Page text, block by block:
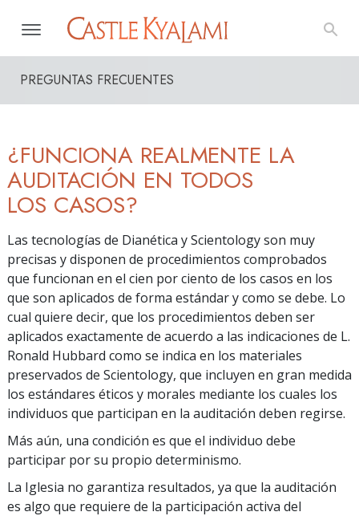
PREGUNTAS FRECUENTES
¿FUNCIONA REALMENTE LA
AUDITACIÓN EN TODOS
LOS CASOS?
Las tecnologías de Dianética y Scientology son muy
precisas y disponen de procedimientos comprobados
que funcionan en el cien por ciento de los casos en los
que son aplicados de forma estándar y como se debe. Lo
cual quiere decir, que los procedimientos deben ser
aplicados exactamente de acuerdo a las indicaciones de L.
Ronald Hubbard como se indica en los materiales
preservados de Scientology, que incluyen en gran medida
los estándares éticos y morales mediante los cuales los
individuos que participan en la auditación deben regirse.
Más aún, una condición es que el individuo debe
participar por su propio determinismo.
La Iglesia no garantiza resultados, ya que la auditación
es algo que requiere de la participación activa del